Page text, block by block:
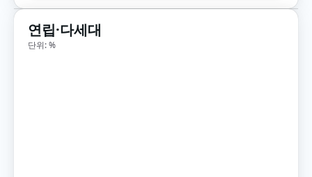
연립·다세대
단위: %